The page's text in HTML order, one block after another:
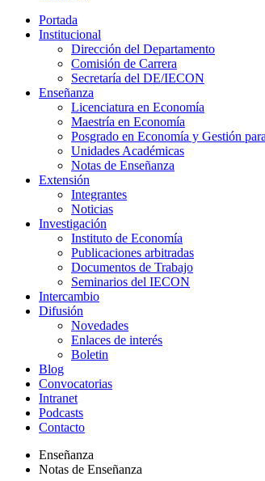
Portada
Institucional
Dirección del Departamento
Comisión de Carrera
Secretaría del DE/IECON
Enseñanza
Licenciatura en Economía
Maestría en Economía
Posgrado en Economía y Gestión
Unidades Académicas
Notas de Enseñanza
Extensión
Integrantes
Noticias
Investigación
Instituto de Economía
Publicaciones arbitradas
Documentos de Trabajo
Seminarios del IECON
Intercambio
Difusión
Novedades
Enlaces de interés
Boletin
Blog
Convocatorias
Intranet
Podcasts
Contacto
Enseñanza
Notas de Enseñanza